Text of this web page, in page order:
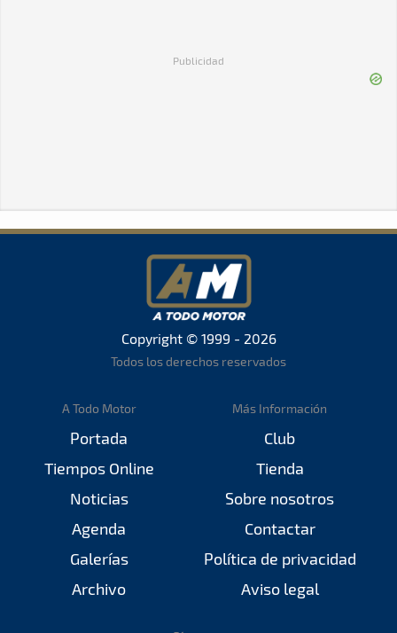
Publicidad
Copyright © 1999 - 2026
Todos los derechos reservados
A Todo Motor
Portada
Tiempos Online
Noticias
Agenda
Galerías
Archivo
Más Información
Club
Tienda
Sobre nosotros
Contactar
Política de privacidad
Aviso legal